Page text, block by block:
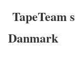
TapeTeam
Danmark